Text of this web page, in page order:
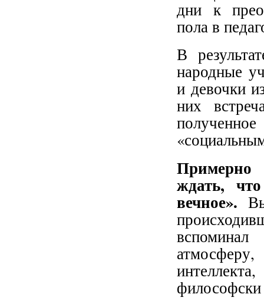
дни к
пола в
В
народные
и девочки
них
Примерно
ждать,
вечное».
философски